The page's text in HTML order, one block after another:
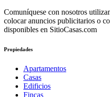
Comuníquese con nosotros
colocar anuncios publicitarios o
disponibles en SitioCasas.com
Propiedades
Apartamentos
Casas
Edificios
Fincas